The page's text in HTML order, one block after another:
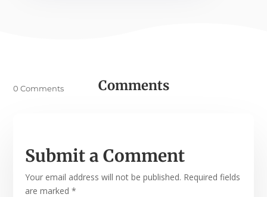
Comments
0 Comments
Submit a Comment
Your email address will not be published. Required fields
are marked*